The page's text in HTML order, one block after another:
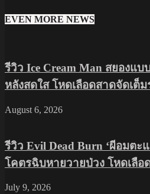
EVEN MORE NEWS
รีวิว Ice Cream Man สยองแ
หลังสดใส โหดเลือดสาดจัดเต็ม
August 6, 2026
รีวิว Evil Dead Burn ‘ผีอมตะ
โคตรฉิบหายวายป่วง โหดเลือ
July 9, 2026